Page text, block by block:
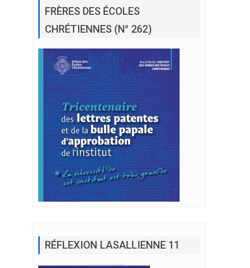
FRÈRES DES ÉCOLES
CHRÉTIENNES (N° 262)
RÉFLEXION LASALLIENNE 11